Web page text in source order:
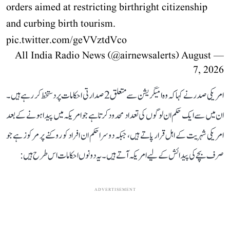
orders aimed at restricting birthright citizenship
and curbing birth tourism.
pic.twitter.com/geVVztdVco
— All India Radio News (@airnewsalerts)
August
7, 2026
امریکی صدر نے کہا کہ وہ امیگریشن سے متعلق 2 صدارتی احکامات پر دستخط کر رہے ہیں۔
ان میں سے ایک حکم ان لوگوں کی تعداد محدود کرتا ہے جو امریکہ میں پیدا ہونے کے بعد
امریکی شہریت کے اہل قرار پاتے ہیں، جبکہ دوسرا حکم ان افراد کو روکنے پر مرکوز ہے جو
صرف بچے کی پیدائش کے لیے امریکہ آتے ہیں۔ یہ دونوں احکامات اس طرح ہیں:
ADVERTISEMENT